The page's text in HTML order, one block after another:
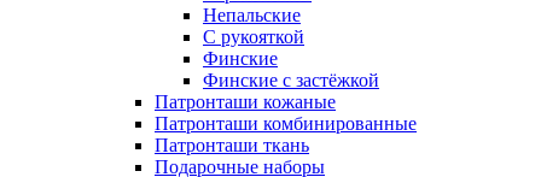
Непальские
С рукояткой
Финские
Финские с застёжкой
Патронташи кожаные
Патронташи комбинированные
Патронташи ткань
Подарочные наборы